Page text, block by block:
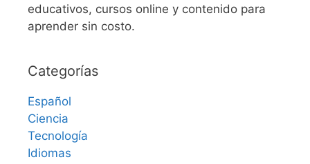
educativos, cursos online y contenido para
aprender sin costo.
Categorías
Español
Ciencia
Tecnología
Idiomas